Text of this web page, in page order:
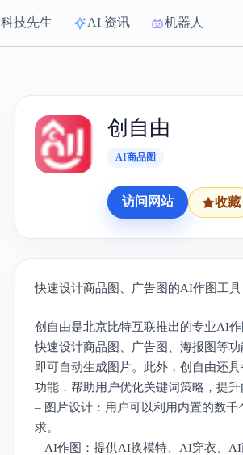
科技先生 AI 资讯 机器人
创自由
AI商品图
访问网站 收藏
快速设计商品图、广告图的AI作图工具
创自由是北京比特互联推出的专业AI
快速设计商品图、广告图、海报图等
即可自动生成图片。此外，创自由还
功能，帮助用户优化关键词策略，提升
– 图片设计：用户可以利用内置的数
求。
– AI作图：提供AI换模特、AI穿衣、